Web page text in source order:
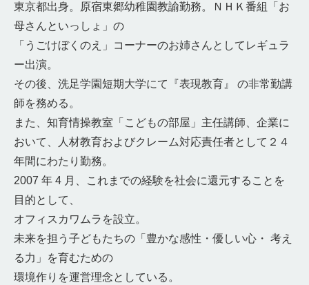
東京都出身。原宿東郷幼稚園教諭勤務。ＮＨＫ番組「お
母さんといっしょ」の
「うごけぼくのえ」コーナーのお姉さんとしてレギュラ
ー出演。
その後、洗足学園短期大学にて『表現教育』 の非常勤講
師を務める。
また、知育情操教室「こどもの部屋」主任講師、企業に
おいて、人材教育およびクレーム対応責任者として２４
年間にわたり勤務。
2007 年 4 月、これまでの経験を社会に還元することを
目的として、
オフィスカワムラを設立。
未来を担う子どもたちの「豊かな感性・優しい心・ 考え
る力」を育むための
環境作りを運営理念としている。